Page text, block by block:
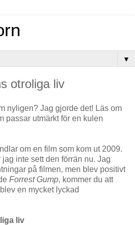
▼
otroliga liv
nyligen? Jag gjorde det! Läs om
passar utmärkt för en kulen
om en film som kom ut 2009.
inte sett den förrän nu. Jag
på filmen, men blev positivt
Forrest Gump, kommer du att
en mycket lyckad
liv